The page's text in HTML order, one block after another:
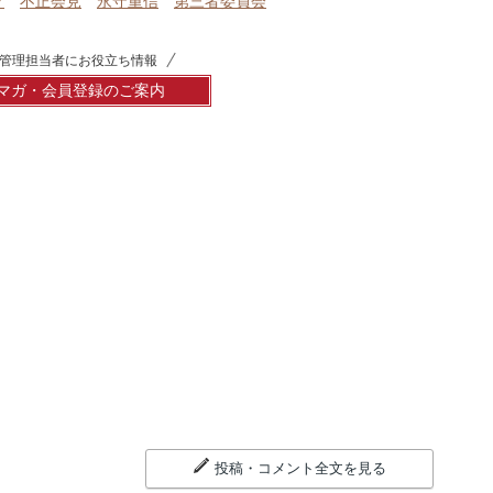
理担当者にお役立ち情報
ガ・会員登録のご案内
投稿・コメント全文を見る